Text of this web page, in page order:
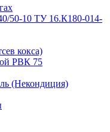
50-10 ТУ 16.К180-014-
кокса)
РВК 75
(Некондиция)